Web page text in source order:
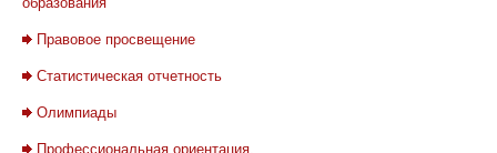
Правовое просвещение
Статистическая отчетность
Олимпиады
Профессиональная ориентация.